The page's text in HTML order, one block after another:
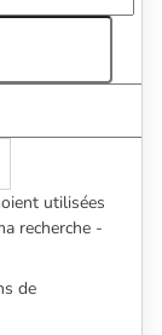
utilisées
recherche -
de